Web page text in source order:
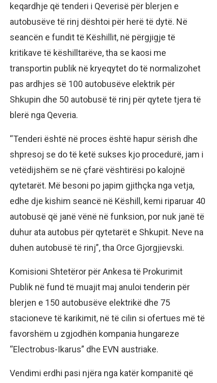
keqardhje që tenderi i Qeverisë për blerjen e
autobusëve të rinj dështoi për herë të dytë. Në
seancën e fundit të Këshillit, në përgjigje të
kritikave të këshilltarëve, tha se kaosi me
transportin publik në kryeqytet do të normalizohet
pas ardhjes së 100 autobusëve elektrik për
Shkupin dhe 50 autobusë të rinj për qytete tjera të
blerë nga Qeveria.
“Tenderi është në proces është hapur sërish dhe
shpresoj se do të ketë sukses kjo procedurë, jam i
vetëdijshëm se në çfarë vështirësi po kalojnë
qytetarët. Më besoni po japim gjithçka nga vetja,
edhe dje kishim seancë në Këshill, kemi riparuar 40
autobusë që janë vënë në funksion, por nuk janë të
duhur ata autobus për qytetarët e Shkupit. Neve na
duhen autobusë të rinj”, tha Orce Gjorgjievski.
Komisioni Shtetëror për Ankesa të Prokurimit
Publik në fund të muajit maj anuloi tenderin për
blerjen e 150 autobusëve elektrikë dhe 75
stacioneve të karikimit, në të cilin si ofertues më të
favorshëm u zgjodhën kompania hungareze
“Electrobus-Ikarus” dhe EVN austriake.
Vendimi erdhi pasi njëra nga katër kompanitë që